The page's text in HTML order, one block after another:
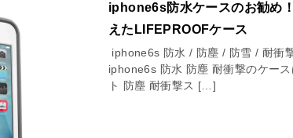
iphone6s防水ケースのお勧め
えたLIFEPROOFケース
iphone6s 防水 / 防塵 / 防雪 / 耐衝
iphone6s 防水 防塵 耐衝撃のケー
ト 防塵 耐衝撃ス […]